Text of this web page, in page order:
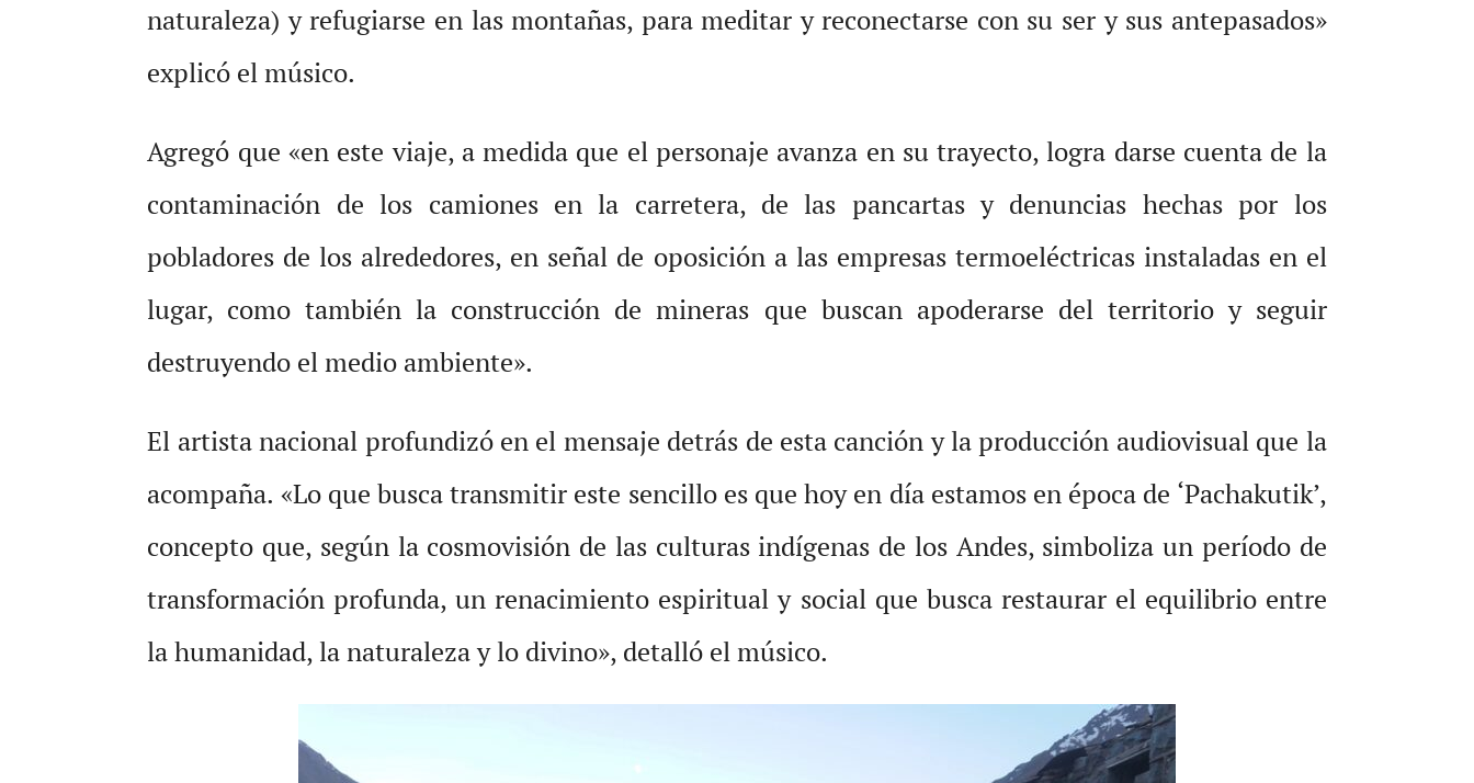
naturaleza) y refugiarse en las montañas, para meditar y reconectarse con su ser y sus antepasados»
explicó el músico.
Agregó que «en este viaje, a medida que el personaje avanza en su trayecto, logra darse cuenta de la
contaminación de los camiones en la carretera, de las pancartas y denuncias hechas por los
pobladores de los alrededores, en señal de oposición a las empresas termoeléctricas instaladas en el
lugar, como también la construcción de mineras que buscan apoderarse del territorio y seguir
destruyendo el medio ambiente».
El artista nacional profundizó en el mensaje detrás de esta canción y la producción audiovisual que la
acompaña. «Lo que busca transmitir este sencillo es que hoy en día estamos en época de ‘Pachakutik’,
concepto que, según la cosmovisión de las culturas indígenas de los Andes, simboliza un período de
transformación profunda, un renacimiento espiritual y social que busca restaurar el equilibrio entre
la humanidad, la naturaleza y lo divino», detalló el músico.